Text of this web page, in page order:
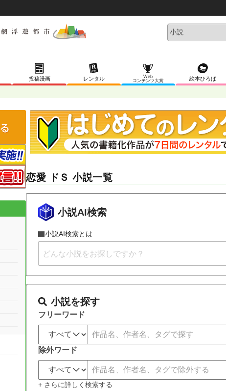
投稿漫画 レンタル
Web
コンテンツ大賞
絵本ひろば
恋愛 ドＳ 小説一覧
小説AI検索
小説AI検索とは
小説を探す
フリーワード
除外ワード
+ さらに詳しく検索する